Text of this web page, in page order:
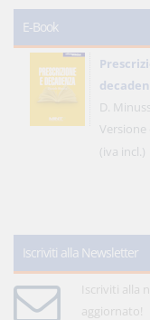
E-Book
D.
Versione
(iva incl.)
Iscriviti alla Newsletter
Iscriviti alla
aggiornato!